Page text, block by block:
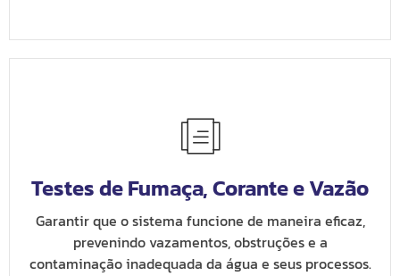
Testes de Fumaça, Corante e Vazão
Garantir que o sistema funcione de maneira eficaz,
prevenindo vazamentos, obstruções e a
contaminação inadequada da água e seus processos.